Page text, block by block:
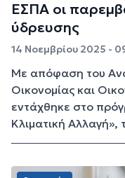
ΕΣΠΑ οι
ύδρευσης
14 Νοεμβρίου 2025 -
Με απόφαση του
Οικονομίας και
εντάχθηκε στο
Κλιματική Αλλαγή»,